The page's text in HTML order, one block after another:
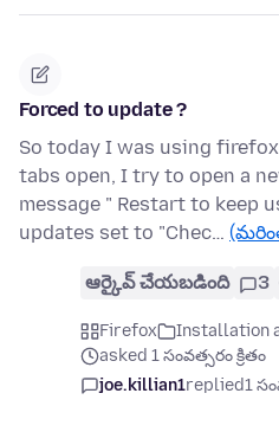
Forced to update ?
So today I was using
tabs open, I try to open a
message " Restart to keep
updates set to "Chec…
ఆర్కైవ్ చేయబడింది 3
Firefox
Installation
asked 1 సంవత్సరం క్రితం
joe.killian1replied1